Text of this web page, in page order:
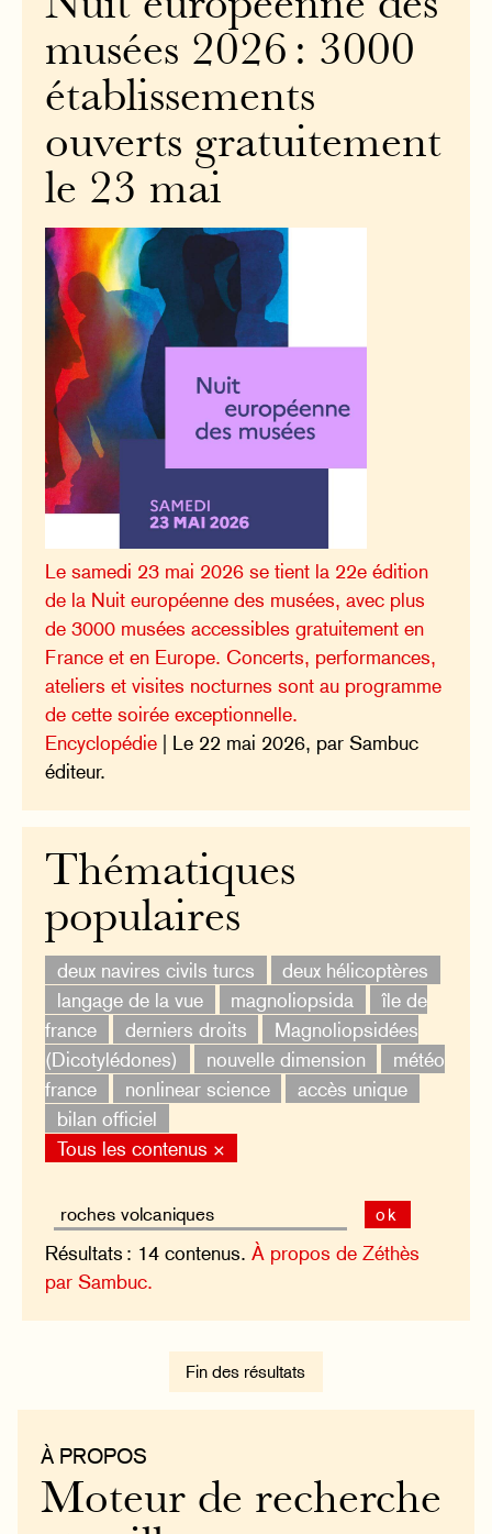
musées 2026 : 3000
établissements
ouverts gratuitement
le 23 mai
Le samedi 23 mai 2026 se tient la 22e édition
de la Nuit européenne des musées, avec plus
de 3000 musées accessibles gratuitement en
France et en Europe. Concerts, performances,
ateliers et visites nocturnes sont au programme
de cette soirée exceptionnelle.
Encyclopédie | Le 22 mai 2026, par Sambuc
éditeur.
Thématiques
populaires
deux navires civils turcs
deux hélicoptères
langage de la vue
magnoliopsida
île de
france
derniers droits
Magnoliopsidées
(Dicotylédones)
nouvelle dimension
météo
france
nonlinear science
accès unique
bilan officiel
Tous les contenus ×
ok
Résultats : 14 contenus.À propos de Zéthès
par Sambuc.
Fin des résultats
À PROPOS
Moteur de recherche